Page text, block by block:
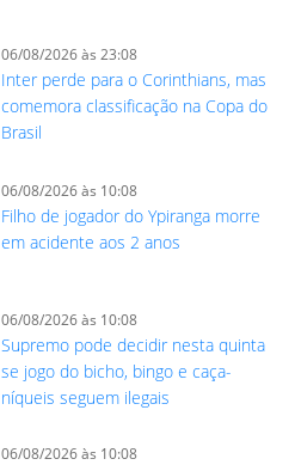
06/08/2026 às 23:08
Inter perde para o Corinthians, mas
comemora classificação na Copa do
Brasil
06/08/2026 às 10:08
Filho de jogador do Ypiranga morre
em acidente aos 2 anos
06/08/2026 às 10:08
Supremo pode decidir nesta quinta
se jogo do bicho, bingo e caça-
níqueis seguem ilegais
06/08/2026 às 10:08